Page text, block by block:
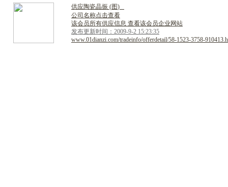
供应陶瓷晶振 (图)
公司名称点击查看
该会员所有供应信息 查看该会员企业网站
发布更新时间：2009-9-2 15:23:35
www.01dianzi.com/tradeinfo/offerdetail/58-1523-3758-